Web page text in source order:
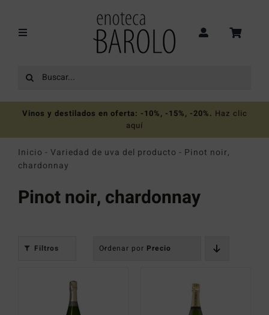
contenido
Toggle
Recomendaciones
Ofertas
Colecciones
Vinos
Catas y Actividades
Buscar:
Vinos y destilados en oferta: -10%, -15%, -20%. Haz clic
aquí
Inicio - Variedad de uva del producto - Pinot noir,
chardonnay
Pinot noir, chardonnay
Filtros Ordenar por Precio